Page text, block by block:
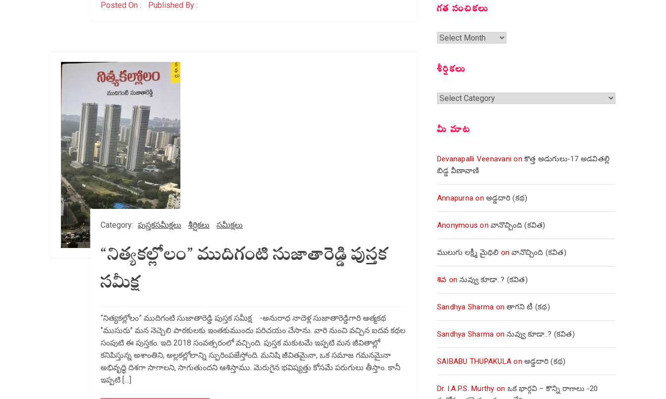
Posted On : Published By :
Category: పుస్తకసమీక్షలు శీర్షికలు సమీక్షలు
“నిత్యకల్లోలం” ముదిగంటి సుజాతారెడ్డి పుస్తక
సమీక్ష
“నిత్యకల్లోలం” ముదిగంటి సుజాతారెడ్డి పుస్తక సమీక్ష -అనురాధ నాదెళ్ల సుజాతారెడ్డిగారి ఆత్మకథ
‘’ముసురు’’ మన నెచ్చెలి పాఠకులకు ఇంతకుముందు పరిచయం చేసాను. వారి నుంచి వచ్చిన ఐదవ కథల
సంపుటి ఈ పుస్తకం. ఇది 2018 సంవత్సరంలో వచ్చింది. పుస్తక మకుటమే ఇప్పటి మన జీవితాల్లో
కనిపిస్తున్న అశాంతిని, అల్లకల్లోలాన్ని స్ఫురింపజేస్తోంది. మనిషి జీవితమైనా, ఒక సమాజ గమనమైనా
అభివృధ్ధి దిశగా సాగాలని, సాగుతుందని ఆశిస్తాము. మెరుగైన భవిష్యత్తు కోసమే పరుగులు తీస్తాం. కానీ
ఇప్పటి […]
గత సంచికలు
గత
శీర్షికలు
శీర్షికలు
మీ మాట
Devanapalli Veenavani onకొత్త అడుగులు-17 అడవితల్లి
బిడ్డ వీణావాణి
Annapurna onఅడ్డదారి (కథ)
Anonymous onవానొచ్చింది (కవిత)
ములుగు లక్ష్మీ మైథిలి onవానొచ్చింది (కవిత)
శివ onనువ్వు కూడా..? (కవిత)
Sandhya Sharma onతాగని టీ (కథ)
Sandhya Sharma onనువ్వు కూడా..? (కవిత)
SAIBABU THUPAKULA onఅడ్డదారి (కథ)
Dr. I.A.P.S. Murthy on ఒక భార్గవి – కొన్ని రాగాలు -20